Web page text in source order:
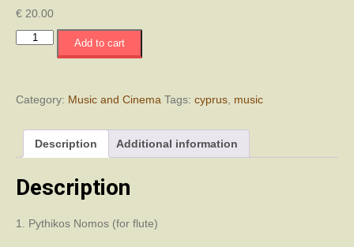
€ 20.00
Συναυλία
/
Kavallaris
Concert
quantity
Add to cart
Category: Music and Cinema Tags: cyprus, music
Description Additional information
Description
1. Pythikos Nomos (for flute)